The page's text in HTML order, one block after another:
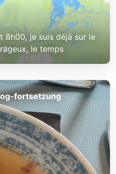
8h00, je suis déjà sur le
le temps
fortsetzung